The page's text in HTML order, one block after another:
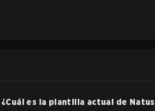
¿Cuál es la plantilla actual de